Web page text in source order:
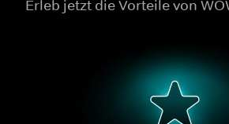
Erleb jetzt die Vorteile von